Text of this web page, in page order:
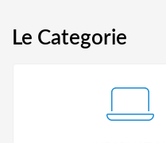
Le Categorie